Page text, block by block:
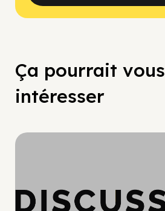
Ça pourrait vous
intéresser